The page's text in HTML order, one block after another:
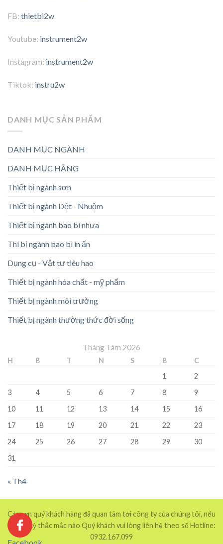
FB: thietbi2w
Youtube: instrument2w
Instagram: instrument2w
Tiktok: instru2w
DANH MỤC SẢN PHẨM
DANH MỤC NGÀNH
DANH MỤC HÃNG
Thiết bị ngành sơn
Thiết bị ngành Dệt - Nhuộm
Thiết bị ngành bao bì nhựa
Thí bị ngành bao bì in ấn
Dụng cụ - Vật tư tiêu hao
Thiết bị ngành hóa chất - mỹ phẩm
Thiết bị ngành môi trường
Thiết bị ngành thường thức đời sống
Tháng Tám 2026
H B T N S B
C
1
2
3
4 5 6 7 8
9
10
11 12 13 14 15
16
17
18 19 20 21 22
23
24
25 26 27 28 29
30
31
« Th4
Cảm ơn quý khách hàng đã quan tâm tới công ty của chúng tôi, nếu
có bất kỳ thắc mắc nào Quý khách vui lòng liên hệ theo số Hotline:
0932.167.099